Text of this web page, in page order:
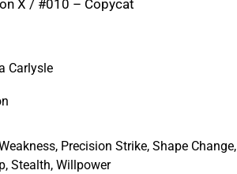
X / #010 – Copycat
Carlysle
Precision Strike, Shape Change,
Stealth, Willpower